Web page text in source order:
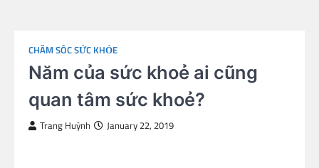
CHĂM SÓC SỨC KHỎE
Năm của sức khoẻ ai cũng
quan tâm sức khoẻ?
Trang Huỳnh January 22, 2019